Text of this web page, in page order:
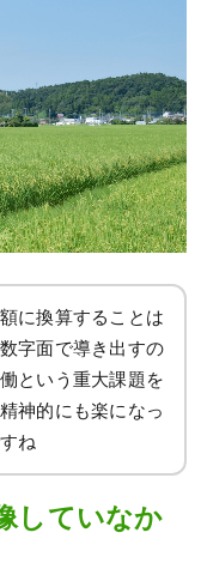
に換算することは
字面で導き出すの
という重大課題を
神的にも楽になっ
ね
していなか